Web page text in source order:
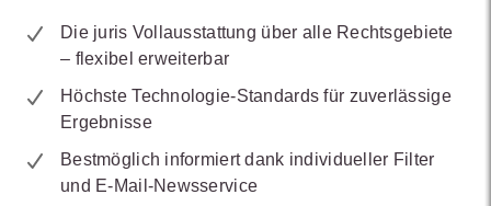
Die juris Vollausstattung über alle Rechtsgebiete
– flexibel erweiterbar
Höchste Technologie-Standards für zuverlässige
Ergebnisse
Bestmöglich informiert dank individueller Filter
und E-Mail-Newsservice